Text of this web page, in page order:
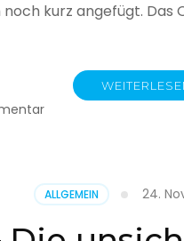
kurz angefügt. Das
zu
rot
ALLGEMEIN 24.